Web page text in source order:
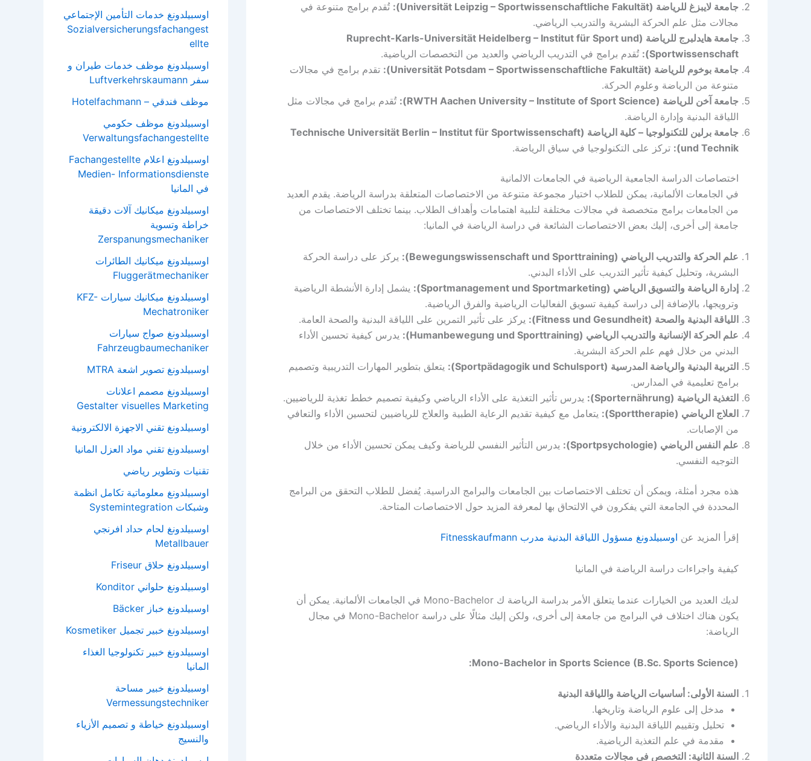
جامعة لايبزغ للرياضة (Universität Leipzig – Sportwissenschaftliche Fakultät):
تُقدم برامج متنوعة في
مجالات مثل علم الحركة البشرية والتدريب الرياضي.
جامعة هايدلبرج للرياضة (Ruprecht-Karls-Universität Heidelberg – Institut für Sport und
Sportwissenschaft):
تُقدم برامج في التدريب الرياضي والعديد من التخصصات الرياضية.
جامعة بوخوم للرياضة (Universität Potsdam – Sportwissenschaftliche Fakultät):
تقدم برامج في مجالات
متنوعة من الرياضة وعلوم الحركة.
جامعة آخن للرياضة (RWTH Aachen University – Institute of Sport Science):
تُقدم برامج في مجالات مثل
اللياقة البدنية وإدارة الرياضة.
جامعة برلين للتكنولوجيا – كلية الرياضة (Technische Universität Berlin – Institut für Sportwissenschaft
und Technik):
تركز على التكنولوجيا في سياق الرياضة.
اختصاصات الدراسة الجامعية الرياضية في الجامعات الالمانية
في الجامعات الألمانية، يمكن للطلاب اختيار مجموعة متنوعة من الاختصاصات المتعلقة بدراسة الرياضة. يقدم العديد
من الجامعات برامج متخصصة في مجالات مختلفة لتلبية اهتمامات وأهداف الطلاب. بينما تختلف الاختصاصات من
جامعة إلى أخرى، إليك بعض الاختصاصات الشائعة في دراسة الرياضة في المانيا:
علم الحركة والتدريب الرياضي (Bewegungswissenschaft und Sporttraining):
يركز على دراسة الحركة
البشرية، وتحليل كيفية تأثير التدريب على الأداء البدني.
إدارة الرياضة والتسويق الرياضي (Sportmanagement und Sportmarketing):
يشمل إدارة الأنشطة الرياضية
وترويجها، بالإضافة إلى دراسة كيفية تسويق الفعاليات الرياضية والفرق الرياضية.
اللياقة البدنية والصحة (Fitness und Gesundheit):
يركز على تأثير التمرين على اللياقة البدنية والصحة العامة.
علم الحركة الإنسانية والتدريب الرياضي (Humanbewegung und Sporttraining):
يدرس كيفية تحسين الأداء
البدني من خلال فهم علم الحركة البشرية.
التربية البدنية والرياضة المدرسية (Sportpädagogik und Schulsport):
يتعلق بتطوير المهارات التدريبية وتصميم
برامج تعليمية في المدارس.
التغذية الرياضية (Sporternährung):
يدرس تأثير التغذية على الأداء الرياضي وكيفية تصميم خطط تغذية للرياضيين.
العلاج الرياضي (Sporttherapie):
يتعامل مع كيفية تقديم الرعاية الطبية والعلاج للرياضيين لتحسين الأداء والتعافي
من الإصابات.
علم النفس الرياضي (Sportpsychologie):
يدرس التأثير النفسي للرياضة وكيف يمكن تحسين الأداء من خلال
التوجيه النفسي.
هذه مجرد أمثلة، ويمكن أن تختلف الاختصاصات بين الجامعات والبرامج الدراسية. يُفضل للطلاب التحقق من البرامج
المحددة في الجامعة التي يفكرون في الالتحاق بها لمعرفة المزيد حول الاختصاصات المتاحة.
إقرأ المزيد عن اوسبيلدونغ مسؤول اللياقة البدنية مدرب Fitnesskaufmann
كيفية واجراءات دراسة الرياضة في المانيا
لديك العديد من الخيارات عندما يتعلق الأمر بدراسة الرياضة ك Mono-Bachelor في الجامعات الألمانية. يمكن أن
يكون هناك اختلاف في البرامج من جامعة إلى أخرى، ولكن إليك مثالًا على دراسة Mono-Bachelor في مجال
الرياضة:
Mono-Bachelor in Sports Science (B.Sc. Sports Science):
السنة الأولى: أساسيات الرياضة واللياقة البدنية
مدخل إلى علوم الرياضة وتاريخها.
تحليل وتقييم اللياقة البدنية والأداء الرياضي.
مقدمة في علم التغذية الرياضية.
السنة الثانية: التخصص في مجالات متعددة
اوسبيلدونغ خدمات التأمين الإجتماعي
Sozialversicherungsfachangest
ellte
اوسبيلدونغ موظف خدمات طيران و
سفر Luftverkehrskaumann
موظف فندقي – Hotelfachmann
اوسبيلدونغ موظف حكومي
Verwaltungsfachangestellte
اوسبيلدونغ اعلام Fachangestellte
Medien- Informationsdienste
في المانيا
اوسبيلدونغ ميكانيك آلات دقيقة
خراطة وتسوية
Zerspanungsmechaniker
اوسبيلدونغ ميكانيك الطائرات
Fluggerätmechaniker
اوسبيلدونغ ميكانيك سيارات KFZ-
Mechatroniker
اوسبيلدونغ صواج سيارات
Fahrzeugbaumechaniker
اوسبيلدونغ تصوير اشعة MTRA
اوسبيلدونغ مصمم اعلانات
Gestalter visuelles Marketing
اوسبيلدونغ تقني الاجهزة الالكترونية
اوسبيلدونغ تقني مواد العزل المانيا
تقنيات وتطوير رياضي
اوسبيلدونغ معلوماتية تكامل انظمة
وشبكات Systemintegration
اوسبيلدونغ لحام حداد افرنجي
Metallbauer
اوسبيلدونغ حلاق Friseur
اوسبيلدونغ حلواني Konditor
اوسبيلدونغ خباز Bäcker
اوسبيلدونغ خبير تجميل Kosmetiker
اوسبيلدونغ خبير تكنولوجيا الغذاء
المانيا
اوسبيلدونغ خبير مساحة
Vermessungstechniker
اوسبيلدونغ خياطة و تصميم الأزياء
والنسيج